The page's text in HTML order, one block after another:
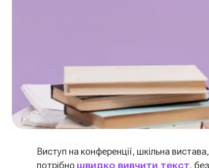
Виступ на конференції, шкільна
потрібно швидко вивчити текст,